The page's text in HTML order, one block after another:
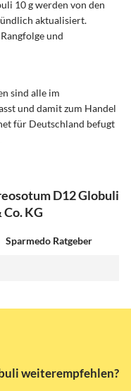
10 g werden von den
aktualisiert.
und
sind alle im
und damit zum Handel
für Deutschland befugt
D12 Globuli
KG
Sparmedo Ratgeber
weiterempfehlen?